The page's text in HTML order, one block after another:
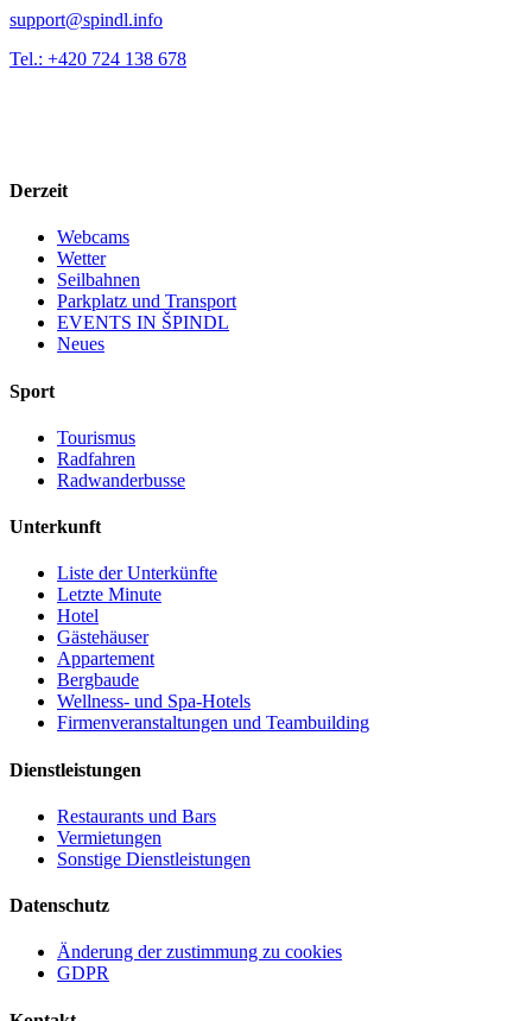
support@spindl.info
Tel.: +420 724 138 678
Derzeit
Webcams
Wetter
Seilbahnen
Parkplatz und Transport
EVENTS IN ŠPINDL
Neues
Sport
Tourismus
Radfahren
Radwanderbusse
Unterkunft
Liste der Unterkünfte
Letzte Minute
Hotel
Gästehäuser
Appartement
Bergbaude
Wellness- und Spa-Hotels
Firmenveranstaltungen und Teambuilding
Dienstleistungen
Restaurants und Bars
Vermietungen
Sonstige Dienstleistungen
Datenschutz
Änderung der zustimmung zu cookies
GDPR